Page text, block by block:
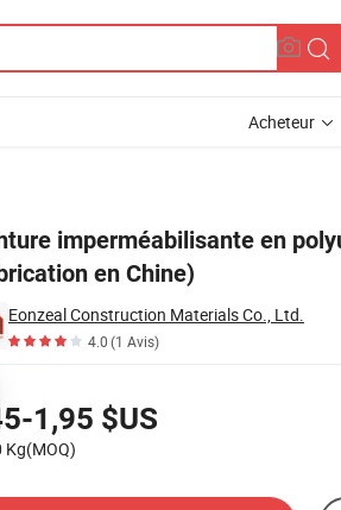
Acheteur
imperméabilisante en
en Chine)
Eonzeal Construction Materials Co., Ltd.
4.0(1 Avis)
1,95 $US
Kg(MOQ)